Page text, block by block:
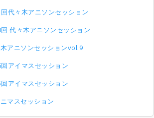
代々木アニソンセッション
代々木アニソンセッション
アニソンセッションvol.9
アイマスセッション
アイマスセッション
マスセッション